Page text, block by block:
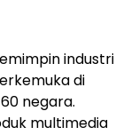
industri
di
negara.
multimedia